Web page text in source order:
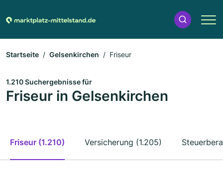
Startseite Gelsenkirchen Friseur
1.210 Suchergebnisse für
Friseur in Gelsenkirchen
Friseur (1.210) Versicherung (1.205)